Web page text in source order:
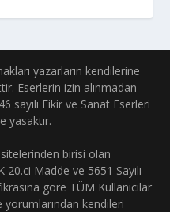
yazarların kendilerine
Eserlerin izin alınmadan
sayılı Fikir ve Sanat Eserleri
yasaktır.
sitelerinden birisi olan
Madde ve 5651 Sayılı
göre TÜM Kullanıcılar
yorumlarından kendileri